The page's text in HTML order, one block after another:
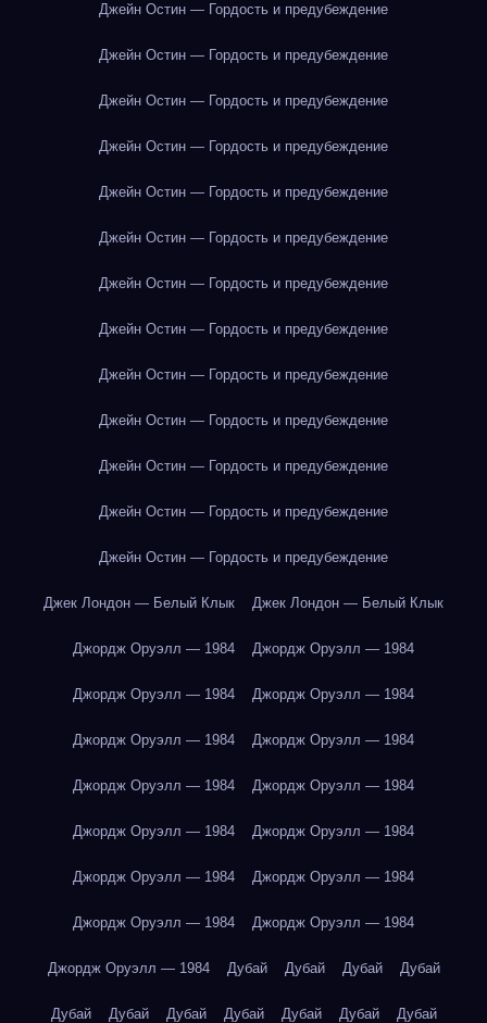
Джейн Остин — Гордость и предубеждение
Джейн Остин — Гордость и предубеждение
Джейн Остин — Гордость и предубеждение
Джейн Остин — Гордость и предубеждение
Джейн Остин — Гордость и предубеждение
Джейн Остин — Гордость и предубеждение
Джейн Остин — Гордость и предубеждение
Джейн Остин — Гордость и предубеждение
Джейн Остин — Гордость и предубеждение
Джейн Остин — Гордость и предубеждение
Джейн Остин — Гордость и предубеждение
Джейн Остин — Гордость и предубеждение
Джейн Остин — Гордость и предубеждение
Джек Лондон — Белый Клык Джек Лондон — Белый Клык
Джордж Оруэлл — 1984 Джордж Оруэлл — 1984
Джордж Оруэлл — 1984 Джордж Оруэлл — 1984
Джордж Оруэлл — 1984 Джордж Оруэлл — 1984
Джордж Оруэлл — 1984 Джордж Оруэлл — 1984
Джордж Оруэлл — 1984 Джордж Оруэлл — 1984
Джордж Оруэлл — 1984 Джордж Оруэлл — 1984
Джордж Оруэлл — 1984 Джордж Оруэлл — 1984
Джордж Оруэлл — 1984 Дубай Дубай Дубай Дубай
Дубай Дубай Дубай Дубай Дубай Дубай Дубай